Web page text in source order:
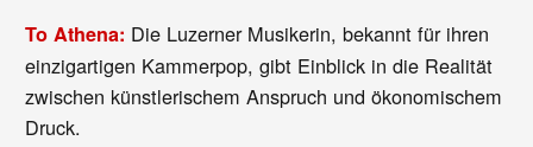
To Athena: Die Luzerner Musikerin, bekannt für ihren
einzigartigen Kammerpop, gibt Einblick in die Realität
zwischen künstlerischem Anspruch und ökonomischem
Druck.